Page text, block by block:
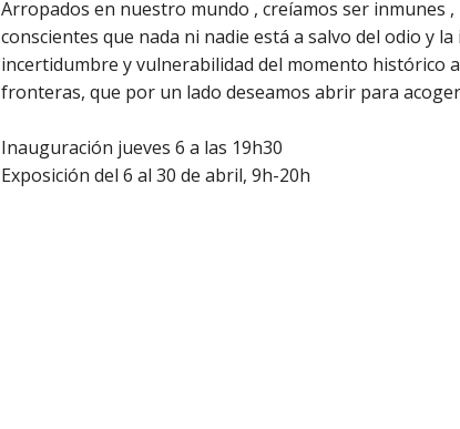
Arropados en nuestro mundo , creíamos ser inmunes
conscientes que nada ni nadie está a salvo del odio y
incertidumbre y vulnerabilidad del momento histórico
fronteras, que por un lado deseamos abrir para
Inauguración jueves 6 a las 19h30
Exposición del 6 al 30 de abril, 9h-20h